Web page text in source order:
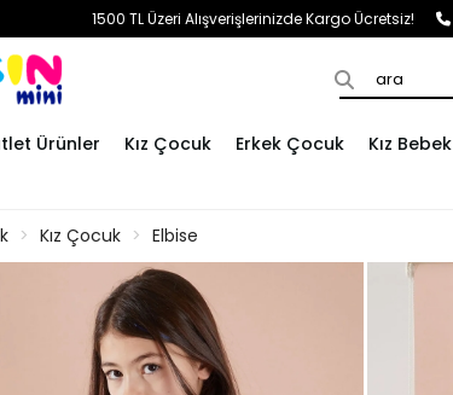
1500 TL Üzeri Alışverişlerinizde Kargo Ücretsiz!
Ürünler Kız Çocuk Erkek Çocuk Kız Bebek
Kız Çocuk Elbise